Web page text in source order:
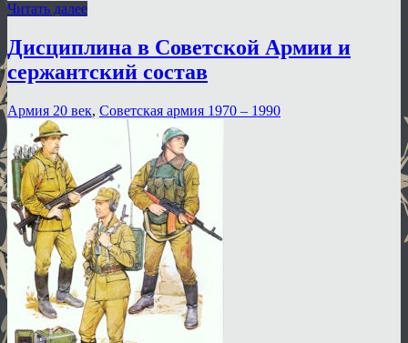
Читать далее
Дисциплина в Советской Армии и
сержантский состав
Армия 20 век, Советская армия 1970 – 1990